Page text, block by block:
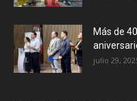
Más de
julio 29,